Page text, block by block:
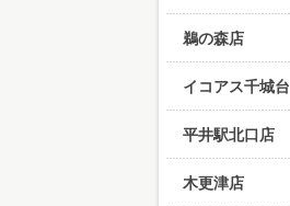
鵜の森店
イコアス千城台
平井駅北口店
木更津店